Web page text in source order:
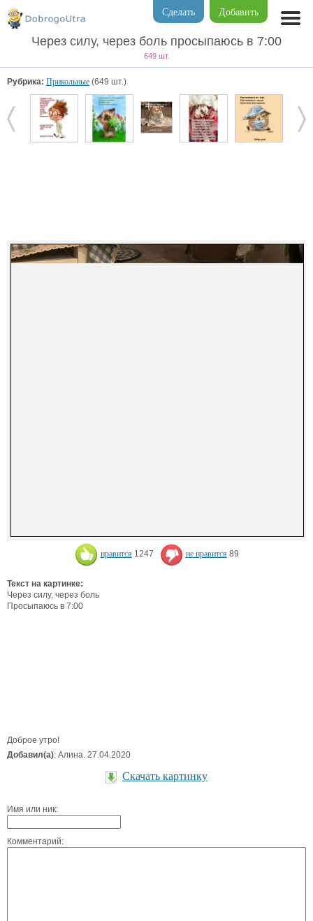
Добавить
Сделать
Через силу, через боль просыпаюсь в 7:00
649 шт.
Рубрика: Прикольные (649 шт.)
нравится 1247 не нравится 89
Текст на картинке:
Через силу, через боль
Просыпаюсь в 7:00
Доброе утро!
Добавил(а): Алина. 27.04.2020
Скачать картинку
Имя или ник:
Комментарий: